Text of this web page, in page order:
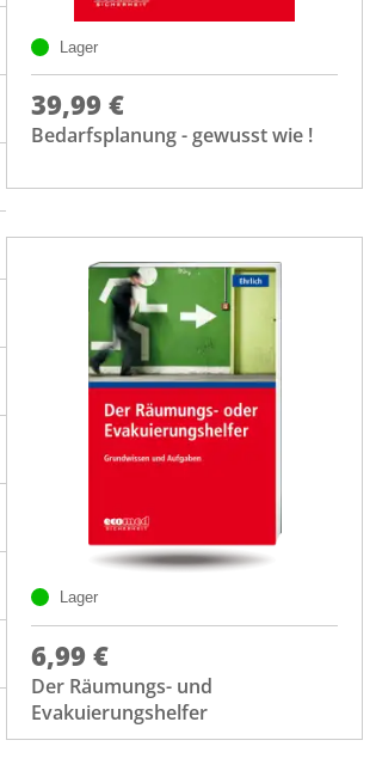
Lager
39,99 €
Bedarfsplanung - gewusst wie !
Lager
6,99 €
Der Räumungs- und
Evakuierungshelfer